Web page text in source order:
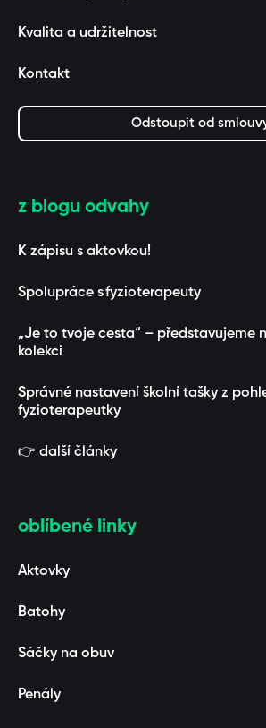
Kvalita a udržitelnost
Kontakt
Odstoupit od
z blogu odvahy
K zápisu s aktovkou!
Spolupráce s fyzioterapeuty
„Je to tvoje cesta“ – představujeme
kolekci
Správné nastavení školní tašky z
fyzioterapeutky
👉 další články
oblíbené linky
Aktovky
Batohy
Sáčky na obuv
Penály